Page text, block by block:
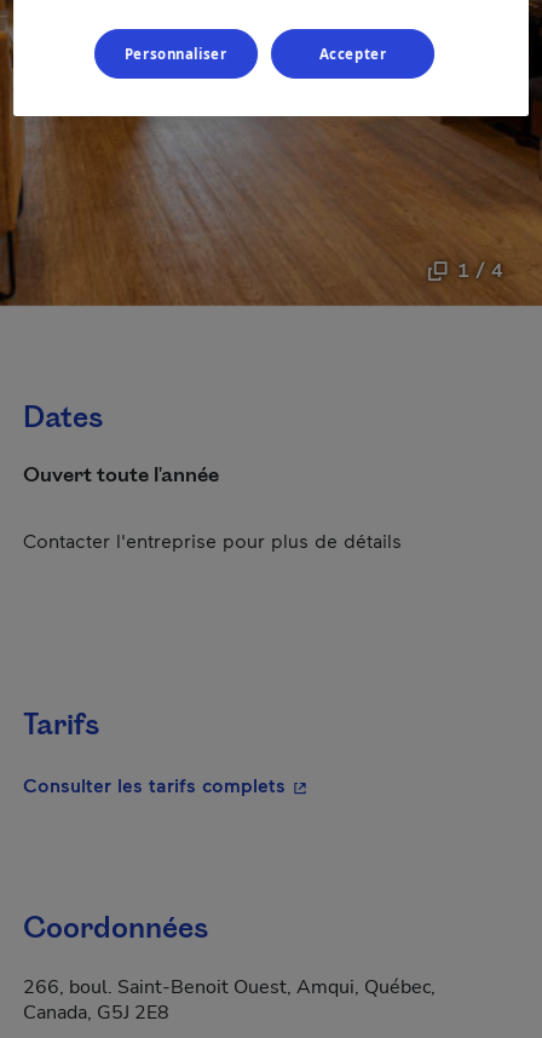
1 / 4
Dates
Ouvert toute l'année
Contacter l'entreprise pour plus de détails
Tarifs
Consulter les tarifs complets - Cet hyperlien s'ouvrira
Coordonnées
266, boul. Saint-Benoit Ouest, Amqui, Québec,
Canada, G5J 2E8
Personnaliser Accepter